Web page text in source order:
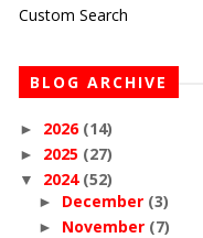
Custom Search
BLOG ARCHIVE
► 2026 (14)
► 2025 (27)
▼ 2024 (52)
► December (3)
► November (7)